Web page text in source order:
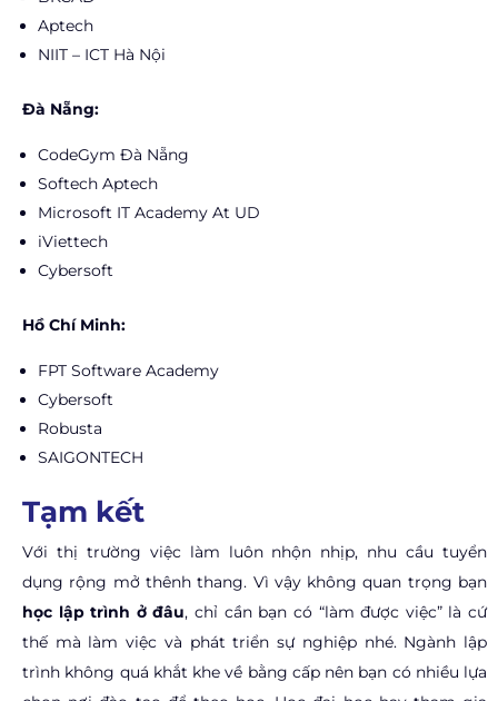
Aptech
NIIT – ICT Hà Nội
Đà Nẵng:
CodeGym Đà Nẵng
Softech Aptech
Microsoft IT Academy At UD
iViettech
Cybersoft
Hồ Chí Minh:
FPT Software Academy
Cybersoft
Robusta
SAIGONTECH
Tạm kết
Với thị trường việc làm luôn nhộn nhịp, nhu cầu tuyển
dụng rộng mở thênh thang. Vì vậy không quan trọng bạn
học lập trình ở đâu, chỉ cần bạn có “làm được việc” là cứ
thế mà làm việc và phát triển sự nghiệp nhé. Ngành lập
trình không quá khắt khe về bằng cấp nên bạn có nhiều lựa